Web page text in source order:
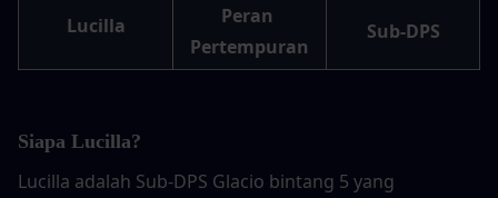
Lucilla
Peran
Pertempuran
Sub-DPS
Siapa Lucilla?
Lucilla adalah Sub-DPS Glacio bintang 5 yang